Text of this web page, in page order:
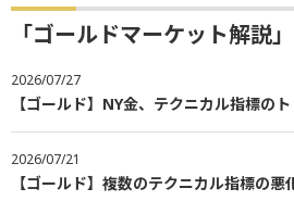
「ゴールドマーケット解説
2026/07/27
【ゴールド】NY金、テクニカル指標の
2026/07/21
【ゴールド】複数のテクニカル指標の